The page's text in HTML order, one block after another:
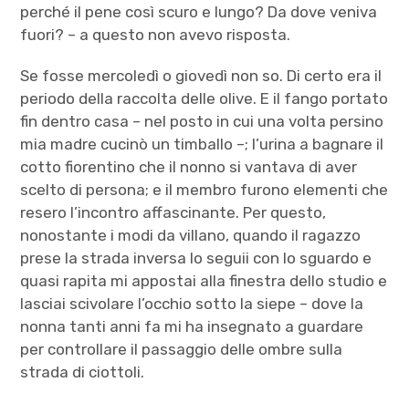
perché il pene così scuro e lungo? Da dove veniva
fuori? – a questo non avevo risposta.
Se fosse mercoledì o giovedì non so. Di certo era il
periodo della raccolta delle olive. E il fango portato
fin dentro casa – nel posto in cui una volta persino
mia madre cucinò un timballo –; l’urina a bagnare il
cotto fiorentino che il nonno si vantava di aver
scelto di persona; e il membro furono elementi che
resero l’incontro affascinante. Per questo,
nonostante i modi da villano, quando il ragazzo
prese la strada inversa lo seguii con lo sguardo e
quasi rapita mi appostai alla finestra dello studio e
lasciai scivolare l’occhio sotto la siepe – dove la
nonna tanti anni fa mi ha insegnato a guardare
per controllare il passaggio delle ombre sulla
strada di ciottoli.